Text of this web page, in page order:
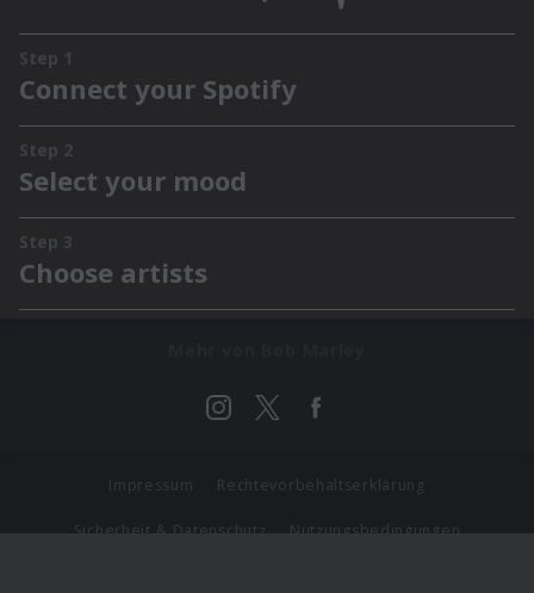
Impressum Rechtevorbehaltserklärung
Sicherheit & Datenschutz Nutzungsbedingungen